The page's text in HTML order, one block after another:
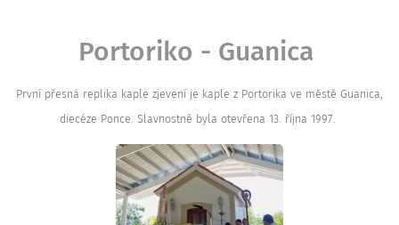
Portoriko - Guanica
První přesná replika kaple zjevení je kaple z Portorika ve městě Guanica,
diecéze Ponce. Slavnostně byla otevřena 13. října 1997.